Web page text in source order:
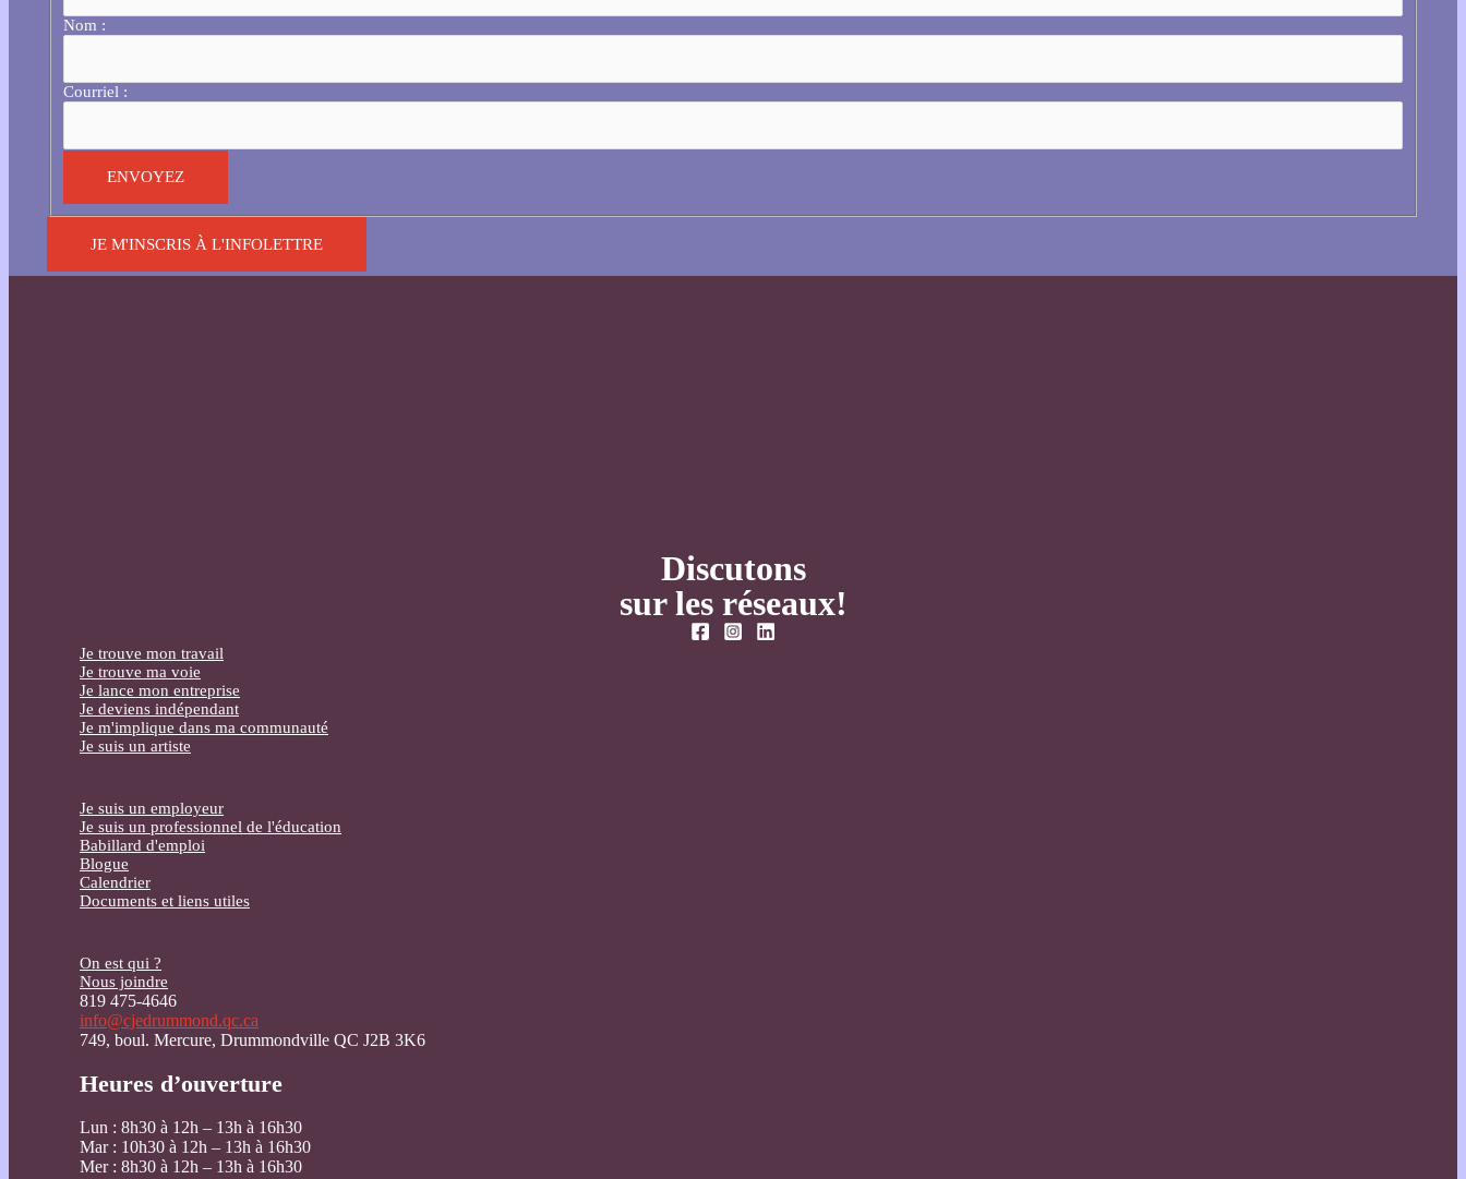
Nom :
Courriel :
JE M'INSCRIS À L'INFOLETTRE
Discutons
sur les réseaux!
Je trouve mon travail
Je trouve ma voie
Je lance mon entreprise
Je deviens indépendant
Je m'implique dans ma communauté
Je suis un artiste
Je suis un employeur
Je suis un professionnel de l'éducation
Babillard d'emploi
Blogue
Calendrier
Documents et liens utiles
On est qui ?
Nous joindre
819 475-4646
info@cjedrummond.qc.ca
749, boul. Mercure, Drummondville QC J2B 3K6
Heures d’ouverture
Lun : 8h30 à 12h – 13h à 16h30
Mar : 10h30 à 12h – 13h à 16h30
Mer : 8h30 à 12h – 13h à 16h30